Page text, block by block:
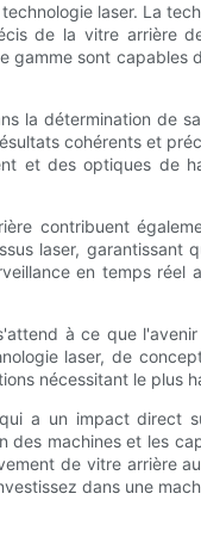
laser. La
de la vitre arrière
gamme sont capables
la détermination de
cohérents et
et des optiques de
contribuent
laser,
en temps réel
à ce que
laser, de
nécessitant le plus
a un impact direct
machines et les
de vitre arrière
dans une